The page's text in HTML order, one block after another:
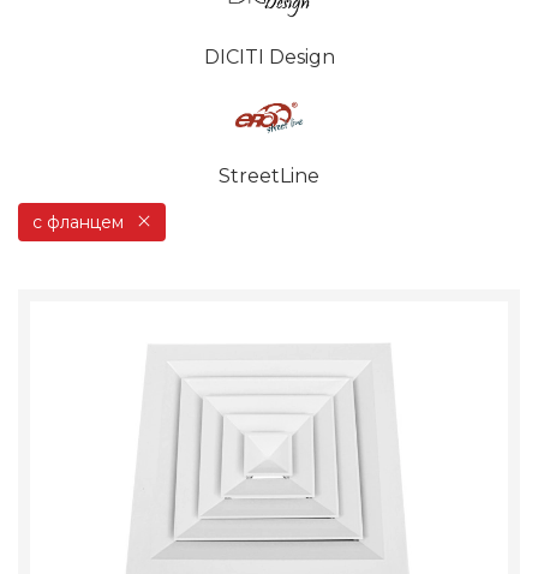
DICITI Design
StreetLine
с фланцем